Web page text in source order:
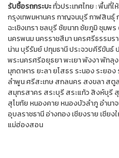
รับซื้อรถกระบะทั่วประเทศไทย :พื้นที่ใ
กรุงเทพมหานครกาญจนบุรีกาฬสินธุ์
ฉะเชิงเทราชลบุรีชัยนาทชัยภูมิชุมพร
นครพนมนครราชสีมานครศรีธรรมร
น่านบุรีรัมย์ปทุมธานีประจวบคีรีขันธ์
พระนครศรีอยุธยาพะเยาพังงาพัทลุง
มุกดาหาร ยะลายโสธร ระนองระยอง
ลำพูนศรีสะเกษสกลนคร สงขลาสตูล
สมุทรสาคร สระบุรีสระแก้วสิงห์บุรี
สุโขทัย หนองคาย หนองบัวลำภูอำนา
อุบลราชธานีอ่างทองเชียงราย เชียง
แม่ฮ่องสอน